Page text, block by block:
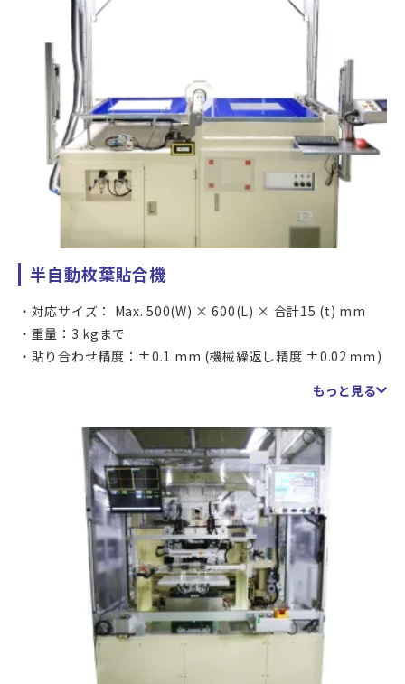
半自動枚葉貼合機
対応サイズ： Max. 500(W) × 600(L) × 合計15 (t) mm
重量：3 kgまで
貼り合わせ精度：±0.1 mm (機械繰返し精度 ±0.02 ｍｍ)
大気圧下でローラーによりフィルムを貼り付ける半自動枚葉
最大500 × 600mmのワークに対して、カメラアライメント
により±0.1mmの高精度貼り付けを行うことができます。
カバーガラスへのフィルムセンサーラミネーション、カバー
ガラスへの保護フィルム貼り付け、偏光板貼り付けのほか、
各種機能性フィルムの貼合にお使いいただけます。
もっと見る